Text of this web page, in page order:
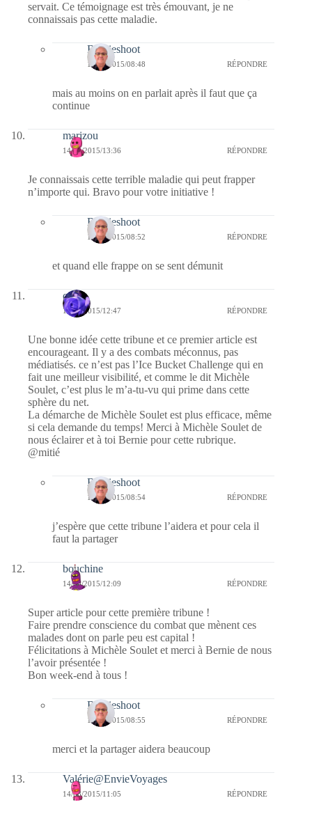
servait. Ce témoignage est très émouvant, je ne
connaissais pas cette maladie.
Bernieshoot
15/08/2015/08:48 RÉPONDRE
mais au moins on en parlait après il faut que ça
continue
marizou
14/08/2015/13:36 RÉPONDRE
Je connaissais cette terrible maladie qui peut frapper
n’importe qui. Bravo pour votre initiative !
Bernieshoot
15/08/2015/08:52 RÉPONDRE
et quand elle frappe on se sent démunit
covix
14/08/2015/12:47 RÉPONDRE
Une bonne idée cette tribune et ce premier article est
encourageant. Il y a des combats méconnus, pas
médiatisés. ce n’est pas l’Ice Bucket Challenge qui en
fait une meilleur visibilité, et comme le dit Michèle
Soulet, c’est plus le m’a-tu-vu qui prime dans cette
sphère du net.
La démarche de Michèle Soulet est plus efficace, même
si cela demande du temps! Merci à Michèle Soulet de
nous éclairer et à toi Bernie pour cette rubrique.
@mitié
Bernieshoot
15/08/2015/08:54 RÉPONDRE
j’espère que cette tribune l’aidera et pour cela il
faut la partager
bouchine
14/08/2015/12:09 RÉPONDRE
Super article pour cette première tribune !
Faire prendre conscience du combat que mènent ces
malades dont on parle peu est capital !
Félicitations à Michèle Soulet et merci à Bernie de nous
l’avoir présentée !
Bon week-end à tous !
Bernieshoot
15/08/2015/08:55 RÉPONDRE
merci et la partager aidera beaucoup
Valérie@EnvieVoyages
14/08/2015/11:05 RÉPONDRE